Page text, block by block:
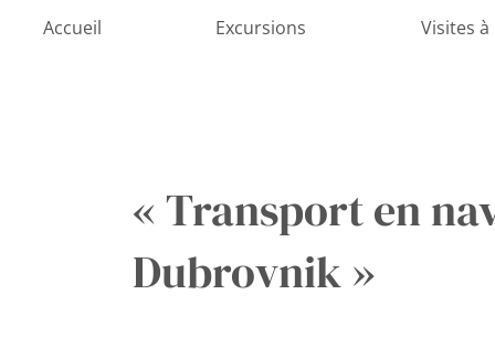
Accueil Excursions Visites
« Transport en
Dubrovnik »